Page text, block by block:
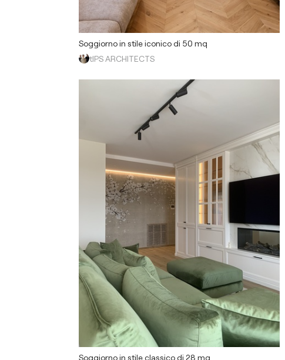
Soggiorno in stile iconico di 50 mq
tIPS ARCHITECTS
Soggiorno in stile classico di 28 mq